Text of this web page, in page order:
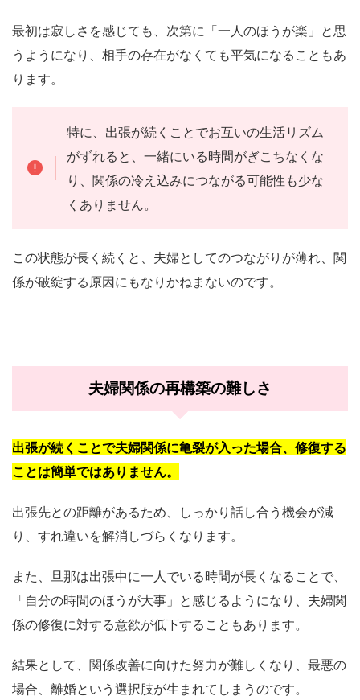
最初は寂しさを感じても、次第に「一人のほうが楽」と思
うようになり、相手の存在がなくても平気になることもあ
ります。
特に、出張が続くことでお互いの生活リズム
がずれると、一緒にいる時間がぎこちなくな
り、関係の冷え込みにつながる可能性も少な
くありません。
この状態が長く続くと、夫婦としてのつながりが薄れ、関
係が破綻する原因にもなりかねまないのです。
夫婦関係の再構築の難しさ
出張が続くことで夫婦関係に亀裂が入った場合、修復する
ことは簡単ではありません。
出張先との距離があるため、しっかり話し合う機会が減
り、すれ違いを解消しづらくなります。
また、旦那は出張中に一人でいる時間が長くなることで、
「自分の時間のほうが大事」と感じるようになり、夫婦関
係の修復に対する意欲が低下することもあります。
結果として、関係改善に向けた努力が難しくなり、最悪の
場合、離婚という選択肢が生まれてしまうのです。